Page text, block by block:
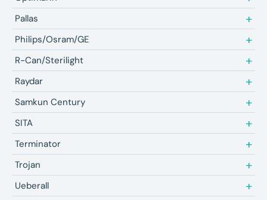
Pallas
Philips/Osram/GE
R-Can/Sterilight
Raydar
Samkun Century
SITA
Terminator
Trojan
Ueberall